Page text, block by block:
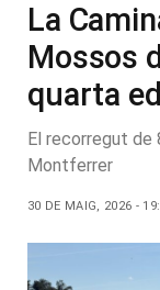
La
Mossos
quarta
El recorregut de
Montferrer
30 DE MAIG, 2026 -